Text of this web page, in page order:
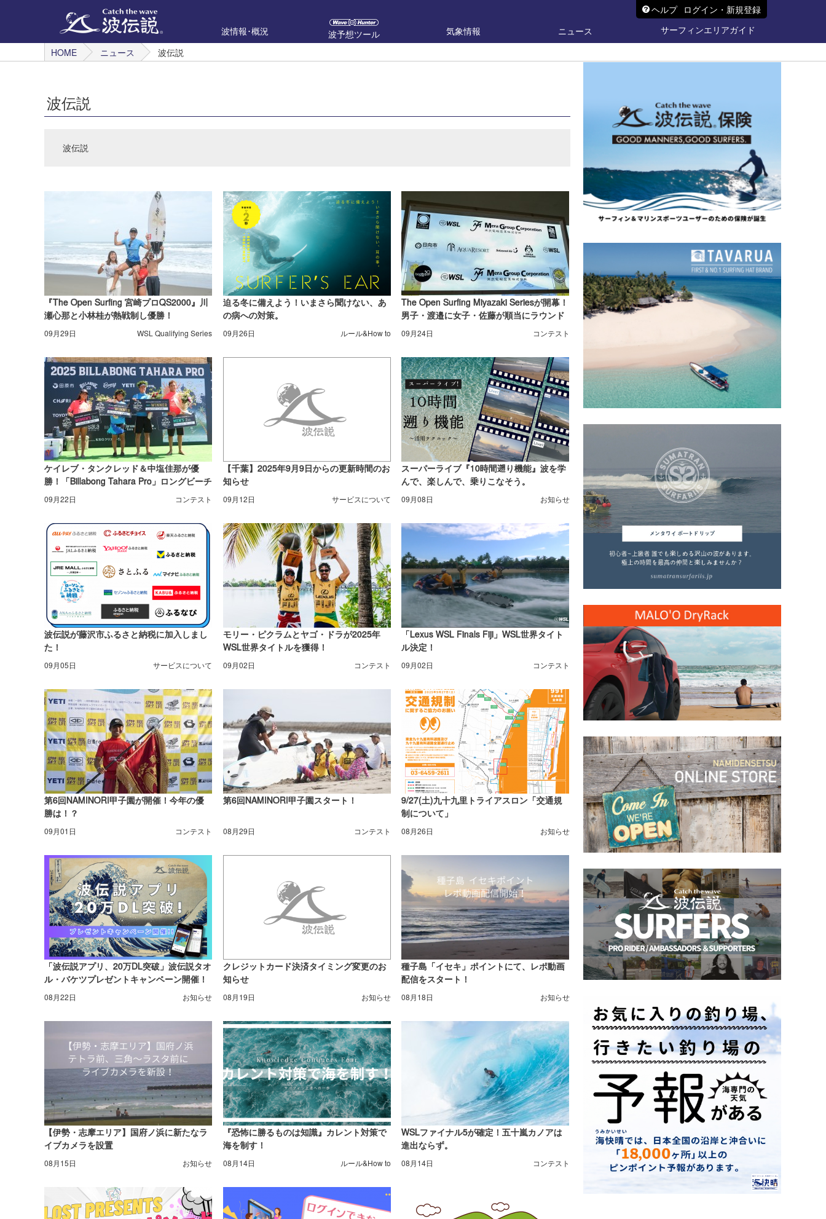
ヘルプ ログイン・新規登録
波情報･概況
波予想ツール 気象情報 ニュース
サーフィンエリアガイド
HOME
ニュース 波伝説
波伝説
波伝説
『The Open Surfing 宮崎プロQS2000』川
瀬心那と小林桂が熱戦制し優勝！
09月29日 WSL Qualifying Series
迫る冬に備えよう！いまさら聞けない、あ
の病への対策。
09月26日 ルール&How to
The Open Surfing Miyazaki Seriesが開幕！
男子・渡邉に女子・佐藤が順当にラウンド
アップ
09月24日 コンテスト
ケイレブ・タンクレッド＆中塩佳那が優
勝！「Billabong Tahara Pro」ロングビーチ
で熱戦
09月22日 コンテスト
【千葉】2025年9月9日からの更新時間のお
知らせ
09月12日 サービスについて
スーパーライブ『10時間遡り機能』波を学
んで、楽しんで、乗りこなそう。
09月08日 お知らせ
波伝説が藤沢市ふるさと納税に加入しまし
た！
09月05日 サービスについて
モリー・ピクラムとヤゴ・ドラが2025年
WSL世界タイトルを獲得！
09月02日 コンテスト
「Lexus WSL Finals Fiji」WSL世界タイト
ル決定！
09月02日 コンテスト
第6回NAMINORI甲子園が開催！今年の優
勝は！？
09月01日 コンテスト
第6回NAMINORI甲子園スタート！
08月29日 コンテスト
9/27(土)九十九里トライアスロン「交通規
制について」
08月26日 お知らせ
「波伝説アプリ、20万DL突破」波伝説タオ
ル・バケツプレゼントキャンペーン開催！
08月22日 お知らせ
クレジットカード決済タイミング変更のお
知らせ
08月19日 お知らせ
種子島「イセキ」ポイントにて、レポ動画
配信をスタート！
08月18日 お知らせ
【伊勢・志摩エリア】国府ノ浜に新たなラ
イブカメラを設置
08月15日 お知らせ
『恐怖に勝るものは知識』カレント対策で
海を制す！
08月14日 ルール&How to
WSLファイナル5が確定！五十嵐カノアは
進出ならず。
08月14日 コンテスト